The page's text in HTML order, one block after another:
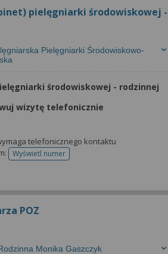
pielęgniarki środowiskowej -
Pielęgniarki Środowiskowo-
środowiskowej - rodzinnej
wizytę telefonicznie
telefonicznego kontaktu
Wyświetl numertelefonu do rejestracji
POZ
Monika Gaszczyk